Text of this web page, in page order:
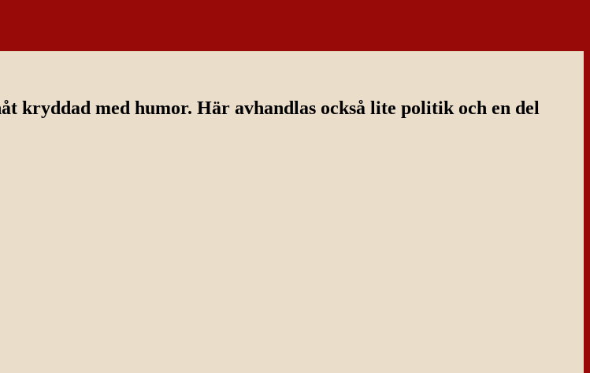
kryddad med humor. Här avhandlas också lite politik och en del